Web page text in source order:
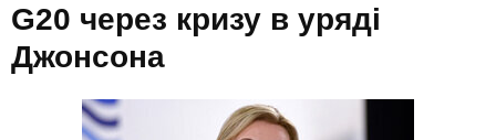
G20 через кризу в уряді
Джонсона